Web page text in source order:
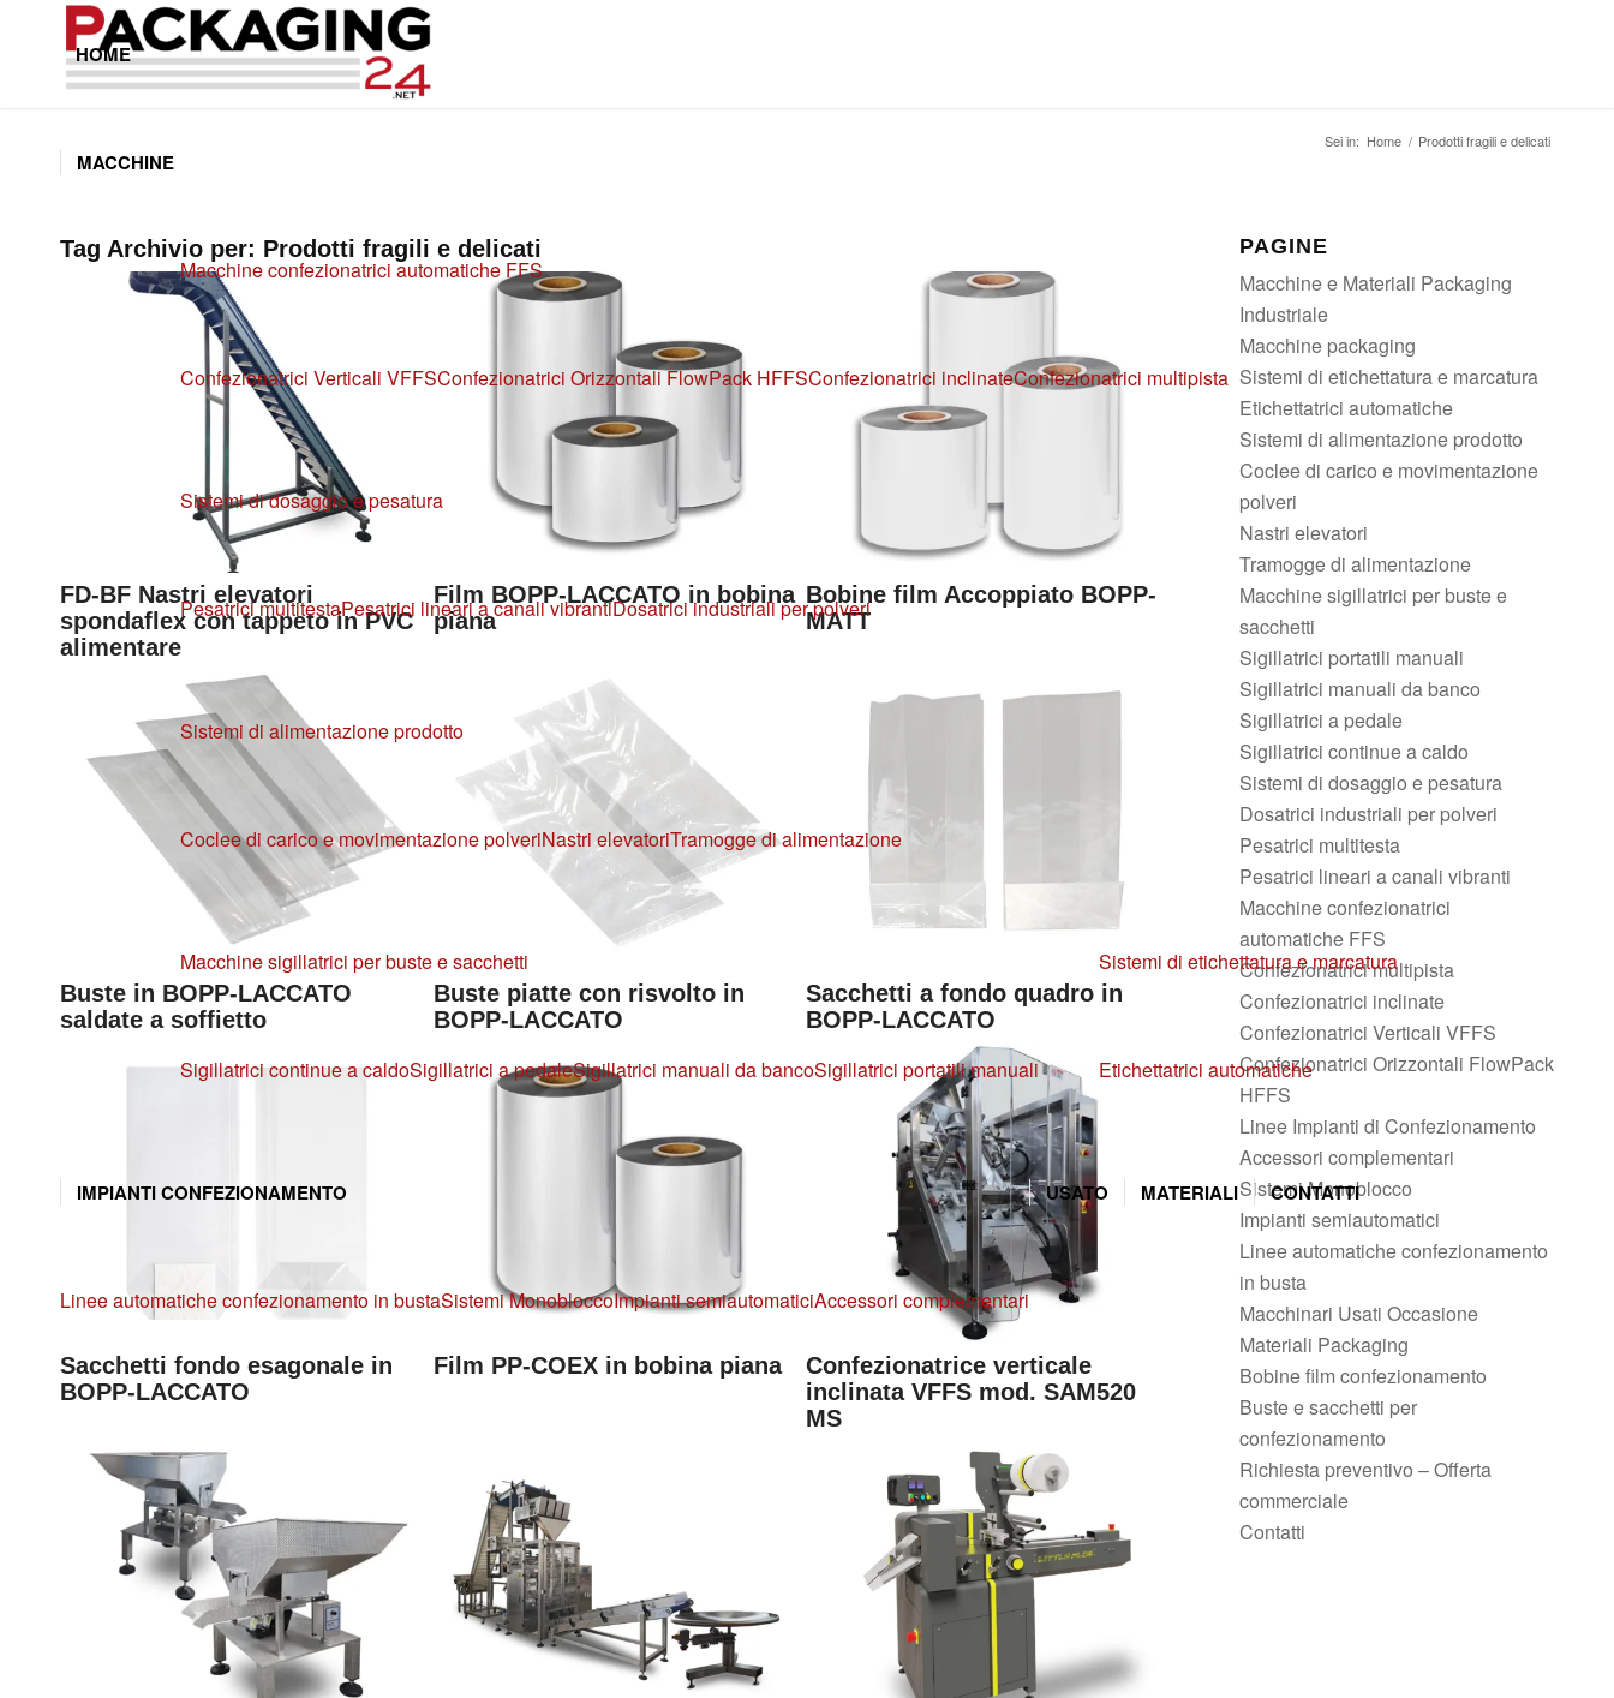
HOME
MACCHINE
Macchine confezionatrici automatiche FFS
Confezionatrici Verticali VFFSConfezionatrici Orizzontali FlowPack HFFSConfezionatrici inclinateConfezionatrici multipista
Sistemi di dosaggio e pesatura
Pesatrici multitestaPesatrici lineari a canali vibrantiDosatrici industriali per polveri
Sistemi di alimentazione prodotto
Coclee di carico e movimentazione polveriNastri elevatoriTramogge di alimentazione
Macchine sigillatrici per buste e sacchetti
Sigillatrici continue a caldoSigillatrici a pedaleSigillatrici manuali da bancoSigillatrici portatili manuali
Sistemi di etichettatura e marcatura
Etichettatrici automatiche
IMPIANTI CONFEZIONAMENTO
Linee automatiche confezionamento in bustaSistemi MonobloccoImpianti semiautomaticiAccessori complementari
USATO MATERIALI CONTATTI
Sei in: Home / Prodotti fragili e delicati
Tag Archivio per: Prodotti fragili e delicati
FD-BF Nastri elevatori
spondaflex con tappeto in PVC
alimentare
Film BOPP-LACCATO in bobina
piana
Bobine film Accoppiato BOPP-
MATT
Buste in BOPP-LACCATO
saldate a soffietto
Buste piatte con risvolto in
BOPP-LACCATO
Sacchetti a fondo quadro in
BOPP-LACCATO
Sacchetti fondo esagonale in
BOPP-LACCATO
Film PP-COEX in bobina piana
Confezionatrice verticale
inclinata VFFS mod. SAM520
MS
PAGINE
Macchine e Materiali Packaging
Industriale
Macchine packaging
Sistemi di etichettatura e marcatura
Etichettatrici automatiche
Sistemi di alimentazione prodotto
Coclee di carico e movimentazione
polveri
Nastri elevatori
Tramogge di alimentazione
Macchine sigillatrici per buste e
sacchetti
Sigillatrici portatili manuali
Sigillatrici manuali da banco
Sigillatrici a pedale
Sigillatrici continue a caldo
Sistemi di dosaggio e pesatura
Dosatrici industriali per polveri
Pesatrici multitesta
Pesatrici lineari a canali vibranti
Macchine confezionatrici
automatiche FFS
Confezionatrici multipista
Confezionatrici inclinate
Confezionatrici Verticali VFFS
Confezionatrici Orizzontali FlowPack
HFFS
Linee Impianti di Confezionamento
Accessori complementari
Sistemi Monoblocco
Impianti semiautomatici
Linee automatiche confezionamento
in busta
Macchinari Usati Occasione
Materiali Packaging
Bobine film confezionamento
Buste e sacchetti per
confezionamento
Richiesta preventivo – Offerta
commerciale
Contatti